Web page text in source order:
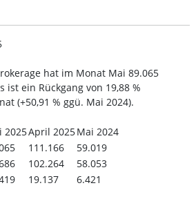
hat im Monat Mai 89.065
ein Rückgang von 19,88 %
(+50,91 % ggü. Mai 2024).
2025April 2025Mai 2024
111.166
59.019
102.264
58.053
19.137 6.421